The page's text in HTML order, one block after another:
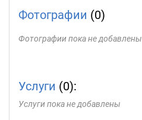
Фотографии (0)
Фотографии пока не добавлены
Услуги (0):
Услуги пока не добавлены